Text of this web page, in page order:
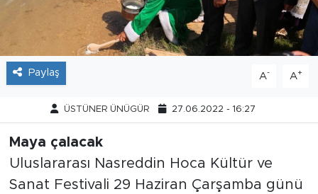
Paylaş A- A+
ÜSTÜNER ÜNÜGÜR 27.06.2022 - 16:27
Maya çalacak
Uluslararası Nasreddin Hoca Kültür ve
Sanat Festivali 29 Haziran Çarşamba günü
Foto Şaka
Teknoloji
Politika